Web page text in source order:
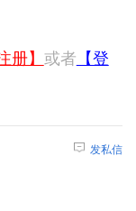
册】 或者 【登
发私信